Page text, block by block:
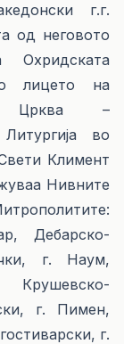
г.г.
од неговото
лицето на
Црква –
во
Климент
Нивните
Дебарско-
г. Наум,
г. Пимен,
г.